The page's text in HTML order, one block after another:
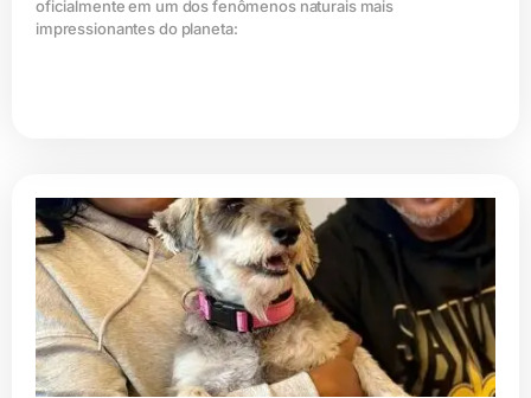
oficialmente em um dos fenômenos naturais mais
impressionantes do planeta: